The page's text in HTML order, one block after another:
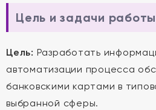
Цель и задачи работы
Цель: Разработать
автоматизации процесса
банковскими картами в
выбранной сферы.